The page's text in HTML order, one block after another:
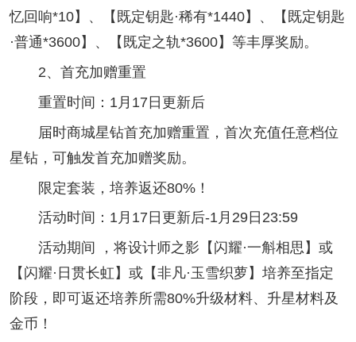
忆回响*10】、【既定钥匙·稀有*1440】、【既定钥匙
·普通*3600】、【既定之轨*3600】等丰厚奖励。
2、首充加赠重置
重置时间：1月17日更新后
届时商城星钻首充加赠重置，首次充值任意档位
星钻，可触发首充加赠奖励。
限定套装，培养返还80%！
活动时间：1月17日更新后-1月29日23:59
活动期间 ，将设计师之影【闪耀·一斛相思】或
【闪耀·日贯长虹】或【非凡·玉雪织萝】培养至指定
阶段，即可返还培养所需80%升级材料、升星材料及
金币！